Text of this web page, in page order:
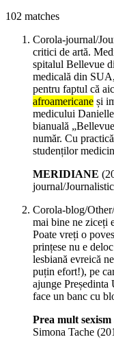
102 matches
Corola-journal/
critici de artă.
spitalul Bellevue
medicală din
pentru faptul că
afroamericane și
medicului
bianuală
număr. Cu
studenților
MERIDIANE (
journal/
Corola-blog/
mai bine ne ziceți
Poate vreți o
prințese nu e
lesbiană evreică
puțin efort!), pe
ajunge
face un banc cu
Prea mult
Simona Tache (